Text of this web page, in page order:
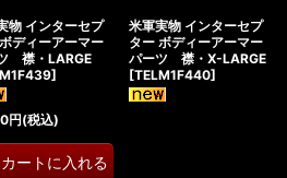
物 インターセプ
ディーアーマー
襟・LARGE
]
円(税込)
カートに入れる
米軍実物 インターセプ
ター ボディーアーマー
パーツ 襟・X-LARGE
[TELM1F440]